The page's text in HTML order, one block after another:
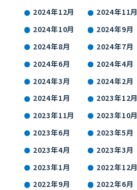
2024年12月
2024年11月
2024年10月
2024年9月
2024年8月
2024年7月
2024年6月
2024年4月
2024年3月
2024年2月
2024年1月
2023年12月
2023年11月
2023年10月
2023年6月
2023年5月
2023年4月
2023年3月
2023年1月
2022年12月
2022年9月
2022年6月